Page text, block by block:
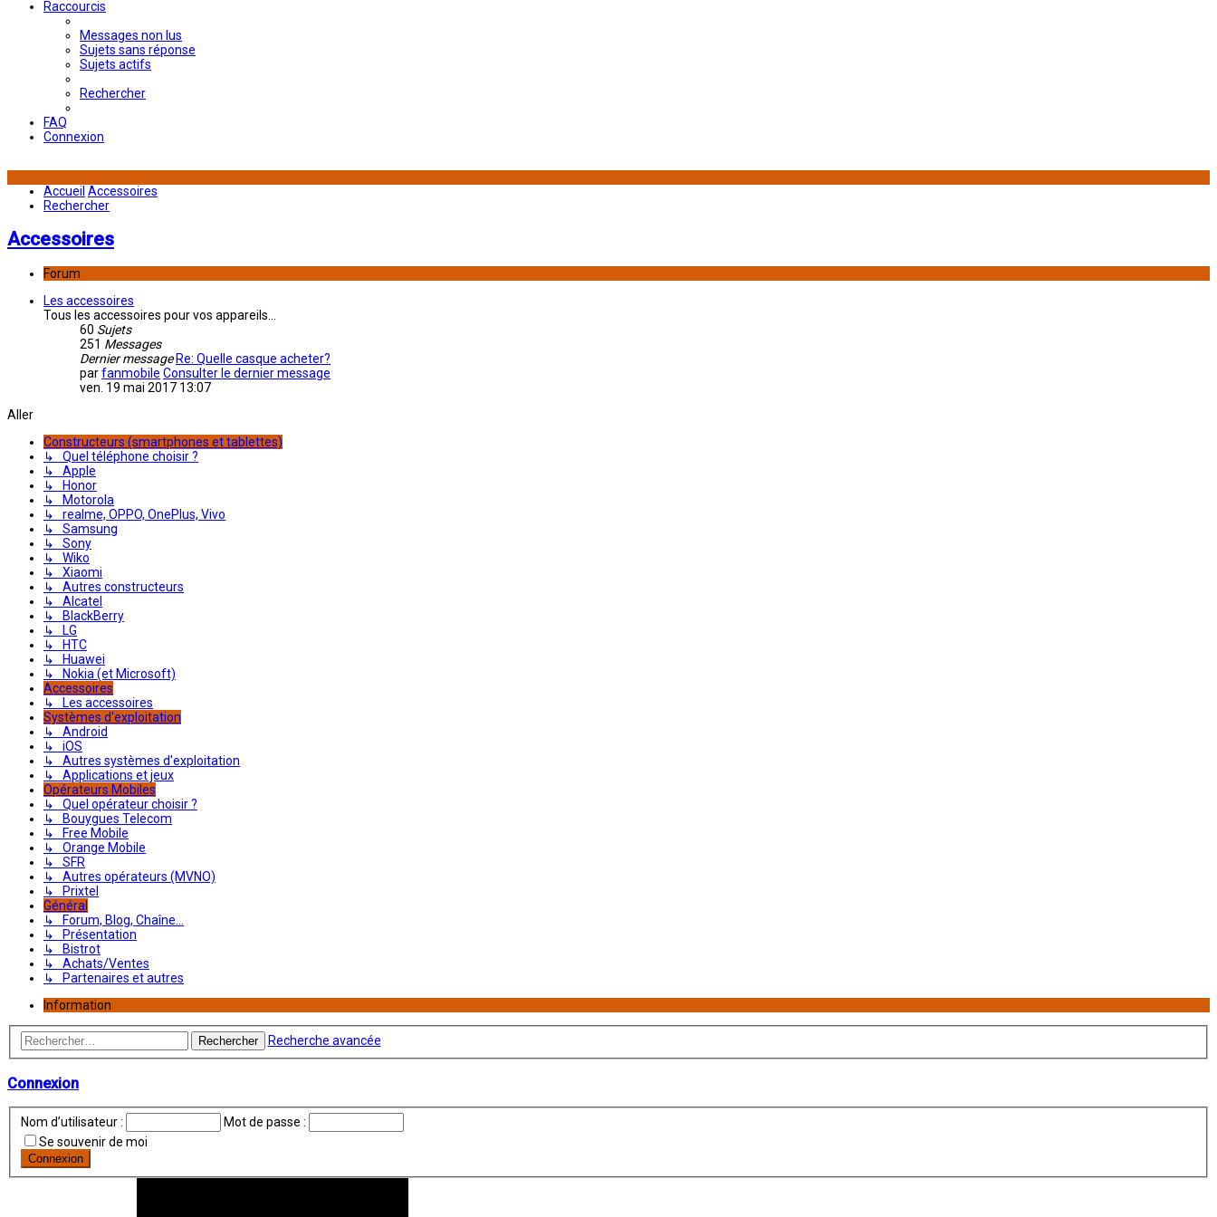
Raccourcis
Messages non lus
Sujets sans réponse
Sujets actifs
Rechercher
FAQ
Connexion
Accueil Accessoires
Rechercher
Accessoires
Forum
Les accessoires
Tous les accessoires pour vos appareils...
60 Sujets
251 Messages
Dernier message Re: Quelle casque acheter?
parfanmobile Consulter le dernier message
ven. 19 mai 2017 13:07
Aller
Constructeurs (smartphones et tablettes)
↳ Quel téléphone choisir ?
↳ Apple
↳ Honor
↳ Motorola
↳ realme, OPPO, OnePlus, Vivo
↳ Samsung
↳ Sony
↳ Wiko
↳ Xiaomi
↳ Autres constructeurs
↳ Alcatel
↳ BlackBerry
↳ LG
↳ HTC
↳ Huawei
↳ Nokia (et Microsoft)
Accessoires
↳ Les accessoires
Systèmes d'exploitation
↳ Android
↳ iOS
↳ Autres systèmes d'exploitation
↳ Applications et jeux
Opérateurs Mobiles
↳ Quel opérateur choisir ?
↳ Bouygues Telecom
↳ Free Mobile
↳ Orange Mobile
↳ SFR
↳ Autres opérateurs (MVNO)
↳ Prixtel
Général
↳ Forum, Blog, Chaîne...
↳ Présentation
↳ Bistrot
↳ Achats/Ventes
↳ Partenaires et autres
Information
Rechercher Recherche avancée
Connexion
Nom d’utilisateur :
Mot de passe :
Se souvenir de moi